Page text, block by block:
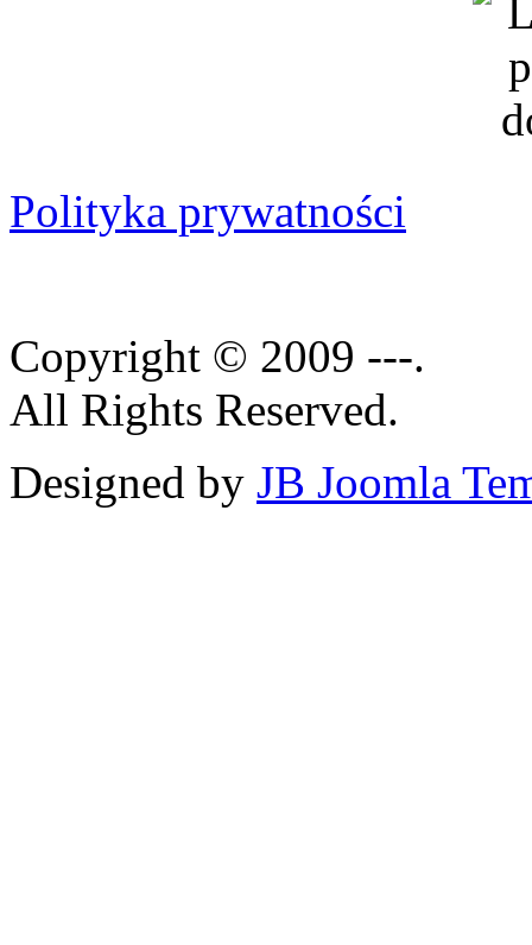
Polityka prywatności
Copyright © 2009 ---.
All Rights Reserved.
Designed by JB Joomla